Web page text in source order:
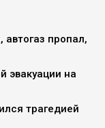
автогаз пропал,
эвакуации на
трагедией